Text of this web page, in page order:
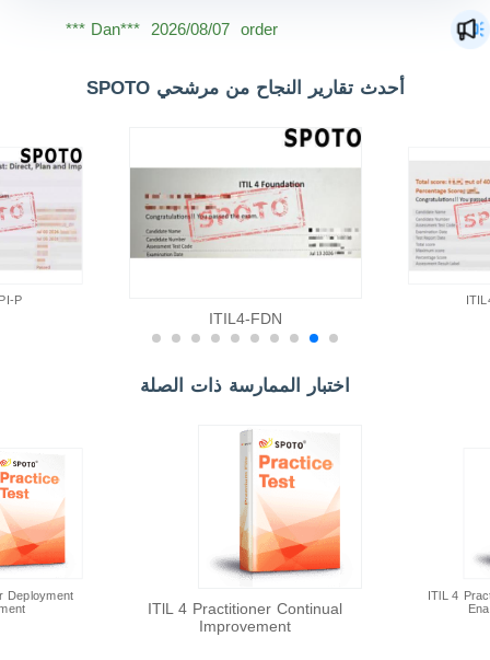
Dan*** 2026/08/07 order ***
order ***
2026/08/07 order ***
أحدث تقارير النجاح من مرشحي SPOTO
ITIL4-FDN
P
اختبار الممارسة ذات الصلة
ITlL 4
ITlL 4 Practitioner Continual
Improvement
Deployment